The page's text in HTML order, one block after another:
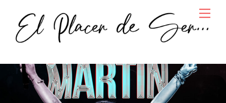
content